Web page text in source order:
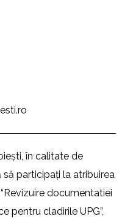
în calitate de
participați la atribuirea
documentatiei
pentru cladirile UPG”,